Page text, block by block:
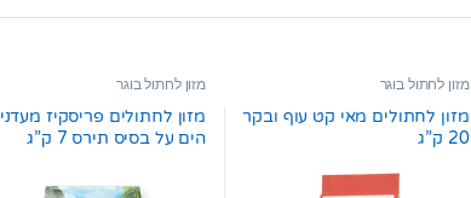
מזון לחתול בוגר
מזון לחתולים מאי קט עוף ובקר
20 ק”ג
מזון לחתול בוגר
מזון לחתולים פריסקיז מעדני
הים על בסיס תירס 7 ק”ג